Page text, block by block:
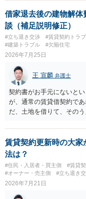
定期確認させてもらない
せんので、更新拒絶を拒
の交渉の中で、一定の金
みるのはいかがでしょう
入室する行為自体は不法
立する可能性があります
借家退去後の建物解体
談（補足説明修正）
#立ち退き交渉 #賃貸契約トラ
#建築トラブル
#欠陥住宅
2026年7月25日
王 宣麟 弁護士
契約書がお手元にないと
が、通常の賃貸借契約で
だ、土地を借りて、その
であれば、建物を収去し
す。 その後、建物を平屋
得ているのであれば、単
する、という話になるわ
状、解体費用を負担する
に請求の根拠（なぜ当方
賃貸契約更新時の大
法は？
#住民・入居者・買主側 #賃貸
#オーナー・売主側
#立ち退き
2026年7月21日